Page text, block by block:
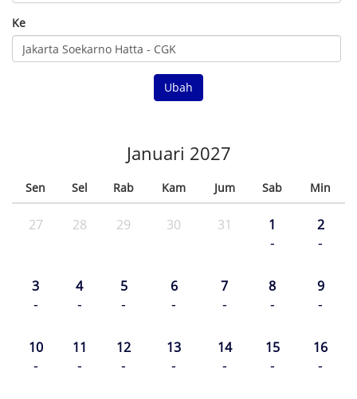
Ke
Ubah
Januari 2027
Sen Sel Rab Kam Jum Sab Min
27 28 29 30 31 1
-
2
-
3
-
4
-
5
-
6
-
7
-
8
-
9
-
10
-
11
-
12
-
13
-
14
-
15
-
16
-